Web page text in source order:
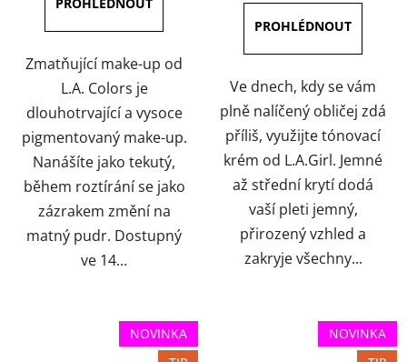
z
5
hvězdiček.
Zmatňující make-up od
L.A. Colors je
dlouhotrvající a vysoce
pigmentovaný make-up.
Nanášíte jako tekutý,
během roztírání se jako
zázrakem změní na
matný pudr. Dostupný
ve 14...
5
hvězdiček.
Ve dnech, kdy se vám
plně nalíčený obličej zdá
příliš, využijte tónovací
krém od L.A.Girl. Jemné
až střední krytí dodá
vaší pleti jemný,
přirozený vzhled a
zakryje všechny...
NOVINKA
NOVINKA